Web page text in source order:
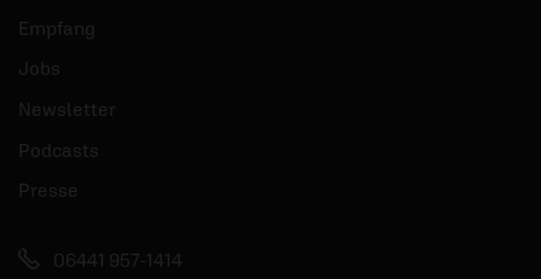
Empfang
Jobs
Newsletter
Podcasts
Presse
06441 957-1414